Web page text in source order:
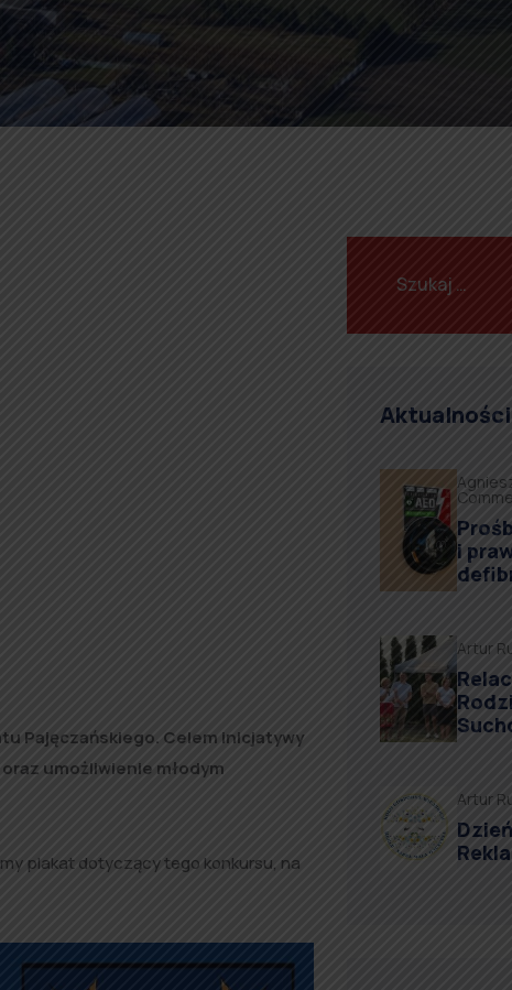
Pajęczańskiego. Celem inicjatywy
umożliwienie młodym
plakat dotyczący tego konkursu, na
Aktualności
i
Artur
Artur